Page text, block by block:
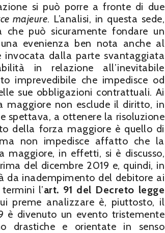
si può porre a fronte di due
majeure. L’analisi, in questa sede,
che può sicuramente fondare un
evenienza ben nota anche al
invocata dalla parte svantaggiata
in relazione all’inevitabile
imprevedibile che impedisce od
sue obbligazioni contrattuali. Ai
maggiore non esclude il diritto, in
spettava, a ottenere la risoluzione
della forza maggiore è quello di
non impedisce affatto che la
maggiore, in effetti, si è discusso,
del dicembre 2019 e, quindi, in
da inadempimento del debitore ai
l’art. 91 del Decreto legge
preme analizzare è, piuttosto, il
è divenuto un evento tristemente
drastiche e orientate in senso